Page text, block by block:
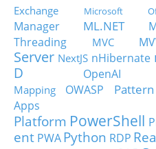
Exchange
Microsoft
Manager
ML.NET
Threading
MVC
Server NextJS nHibernate
D
OpenAI
Mapping
OWASP Pattern
Apps
Platform PowerShell
ent PWA Python RDP